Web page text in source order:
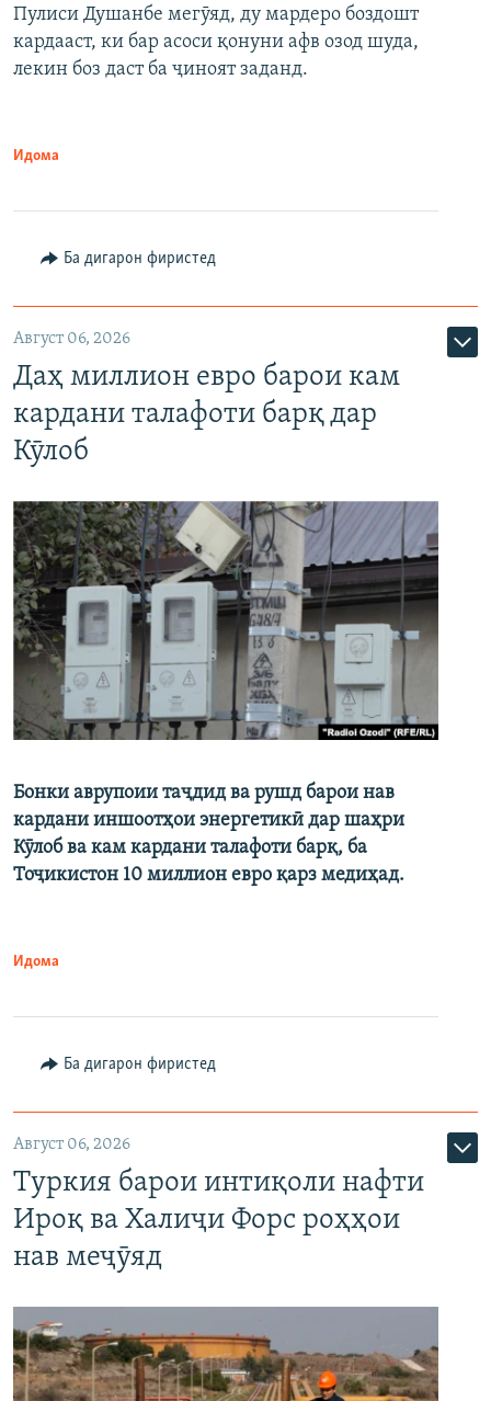
Пулиси Душанбе мегӯяд, ду мардеро боздошт
кардааст, ки бар асоси қонуни афв озод шуда,
лекин боз даст ба ҷиноят заданд.
Идома
Ба дигарон фиристед
Август 06, 2026
Даҳ миллион евро барои кам
кардани талафоти барқ дар
Кӯлоб
Бонки аврупоии таҷдид ва рушд барои нав
кардани иншоотҳои энергетикӣ дар шаҳри
Кӯлоб ва кам кардани талафоти барқ, ба
Тоҷикистон 10 миллион евро қарз медиҳад.
Идома
Ба дигарон фиристед
Август 06, 2026
Туркия барои интиқоли нафти
Ироқ ва Халиҷи Форс роҳҳои
нав меҷӯяд